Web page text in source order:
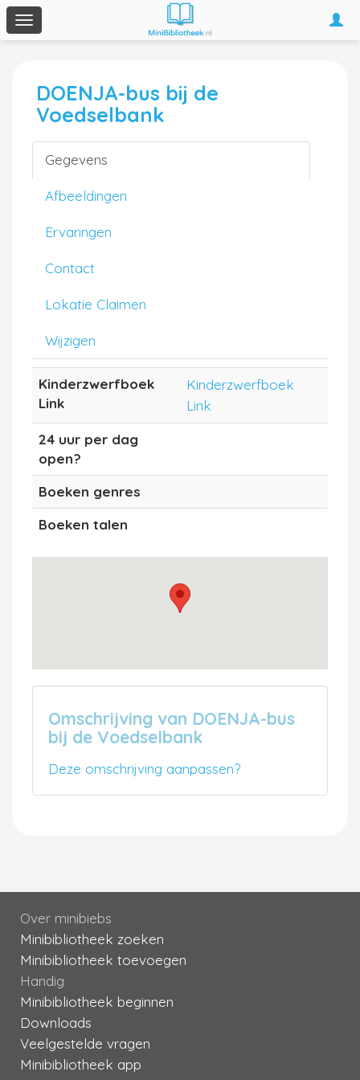
Toggle
navigation
DOENJA-bus bij de
Voedselbank
Gegevens
Afbeeldingen
Ervaringen
Contact
Lokatie Claimen
Wijzigen
Kinderzwerfboek
Link
Kinderzwerfboek
Link
24 uur per dag
open?
Boeken genres
Boeken talen
Omschrijving van DOENJA-bus
bij de Voedselbank
Deze omschrijving aanpassen?
Over minibiebs
Minibibliotheek zoeken
Minibibliotheek toevoegen
Handig
Minibibliotheek beginnen
Downloads
Veelgestelde vragen
Minibibliotheek app